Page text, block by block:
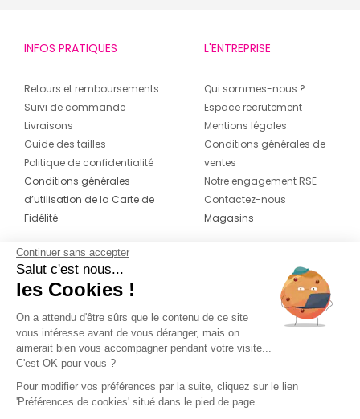
INFOS PRATIQUES
Retours et remboursements
Suivi de commande
Livraisons
Guide des tailles
Politique de confidentialité
Conditions générales
d’utilisation de la Carte de
Fidélité
L'ENTREPRISE
Qui sommes-nous ?
Espace recrutement
Mentions légales
Conditions générales de
ventes
Notre engagement RSE
Contactez-nous
Magasins
CONTACT
04 42 20 78 42
Du lundi au jeudi de 8h30 à 16h30 & le
vendredi de 8h30 à 15h30
Continuer sans accepter
Salut c'est nous...
les Cookies !
On a attendu d'être sûrs que le contenu de ce site
vous intéresse avant de vous déranger, mais on
aimerait bien vous accompagner pendant votre visite...
C'est OK pour vous ?
Pour modifier vos préférences par la suite, cliquez sur le lien
'Préférences de cookies' situé dans le pied de page.